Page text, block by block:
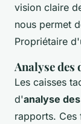
vision claire
nous permet
Propriétaire
Analyse des
Les caisses
d'analyse
rapports. Ces